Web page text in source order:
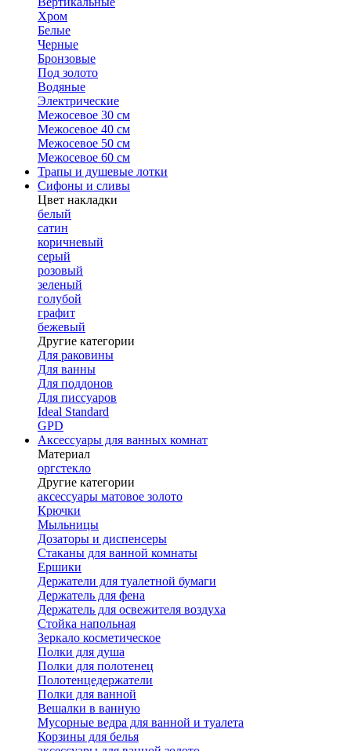
Хром
Белые
Черные
Бронзовые
Под золото
Водяные
Электрические
Межосевое 30 см
Межосевое 40 см
Межосевое 50 см
Межосевое 60 см
Трапы и душевые лотки
Сифоны и сливы
Цвет накладки
белый
сатин
коричневый
серый
розовый
зеленый
голубой
графит
бежевый
Другие категории
Для раковины
Для ванны
Для поддонов
Для писсуаров
Ideal Standard
GPD
Аксессуары для ванных комнат
Материал
оргстекло
Другие категории
аксессуары матовое золото
Крючки
Мыльницы
Дозаторы и диспенсеры
Стаканы для ванной комнаты
Ершики
Держатели для туалетной бумаги
Держатель для фена
Держатель для освежителя воздуха
Стойка напольная
Зеркало косметическое
Полки для душа
Полки для полотенец
Полотенцедержатели
Полки для ванной
Вешалки в ванную
Мусорные ведра для ванной и туалета
Корзины для белья